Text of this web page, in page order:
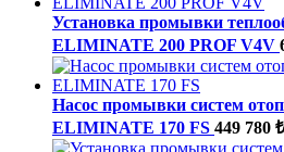
Установка промывки
ELIMINATE 200 PROF V4V
Насос промывки систем
ELIMINATE 170 FS 449 780 ₺